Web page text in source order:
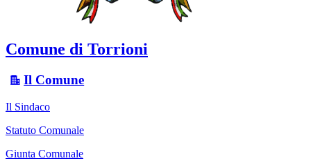
Comune di Torrioni
Il Comune
Il Sindaco
Statuto Comunale
Giunta Comunale